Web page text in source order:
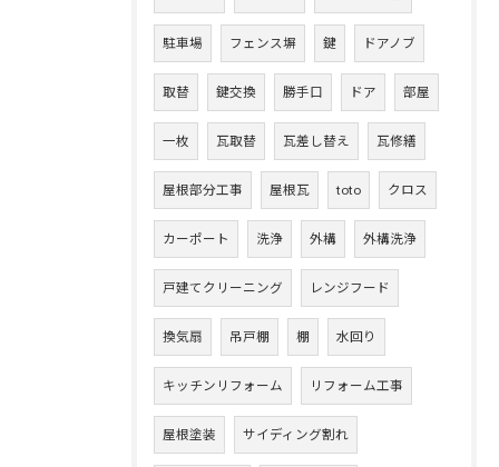
駐車場 フェンス塀 鍵 ドアノブ
取替 鍵交換 勝手口 ドア 部屋
一枚 瓦取替 瓦差し替え 瓦修繕
屋根部分工事 屋根瓦 toto クロス
カーポート 洗浄 外構 外構洗浄
戸建てクリーニング レンジフード
換気扇 吊戸棚 棚 水回り
キッチンリフォーム リフォーム工事
屋根塗装 サイディング割れ